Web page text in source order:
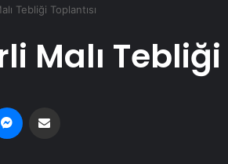
Tebliği Toplantısı
Malı Tebliği